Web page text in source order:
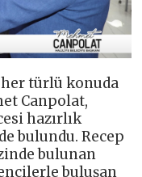
türlü konuda
Canpolat,
hazırlık
bulundu. Recep
bulunan
buluşan